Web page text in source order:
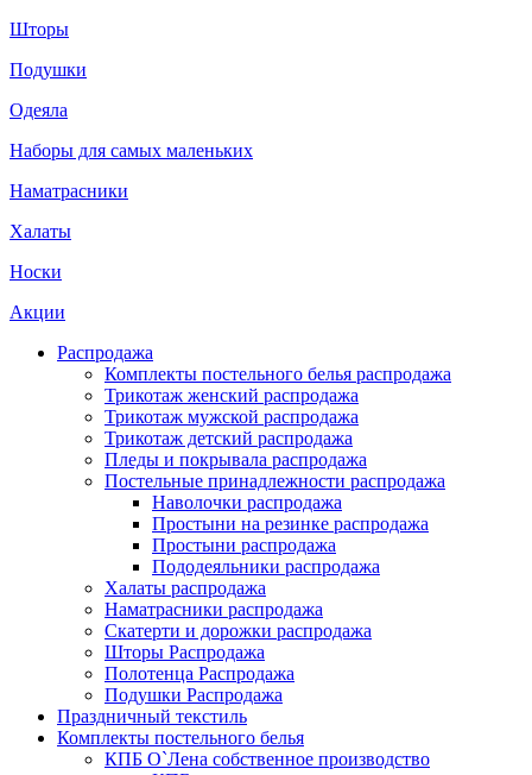
Шторы
Подушки
Одеяла
Наборы для самых маленьких
Наматрасники
Халаты
Носки
Акции
Распродажа
Комплекты постельного белья распродажа
Трикотаж женский распродажа
Трикотаж мужской распродажа
Трикотаж детский распродажа
Пледы и покрывала распродажа
Постельные принадлежности распродажа
Наволочки распродажа
Простыни на резинке распродажа
Простыни распродажа
Пододеяльники распродажа
Халаты распродажа
Наматрасники распродажа
Скатерти и дорожки распродажа
Шторы Распродажа
Полотенца Распродажа
Подушки Распродажа
Праздничный текстиль
Комплекты постельного белья
КПБ О`Лена собственное производство